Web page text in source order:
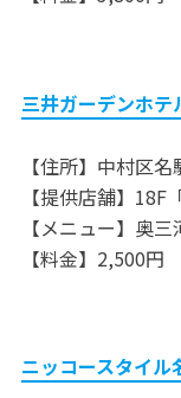
三井ガーデンホ
【住所】中村区
【提供店舗】
【メニュー】奥
【料金】2,500円
ニッコースタイル